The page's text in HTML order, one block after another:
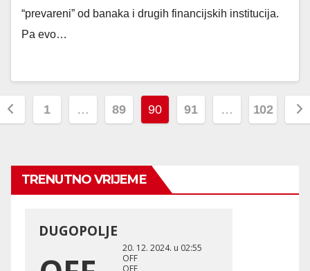
“prevareni” od banaka i drugih financijskih institucija.
Pa evo…
1 … 89 90 91 … 102
TRENUTNO VRIJEME